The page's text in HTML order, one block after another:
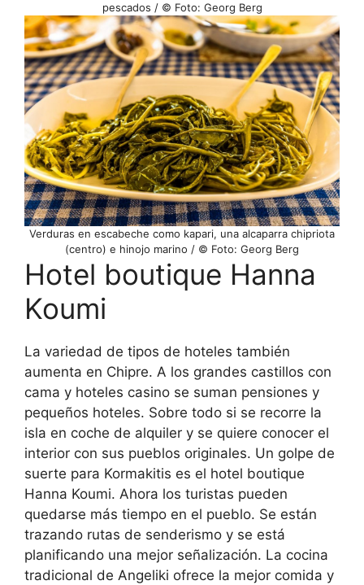
pescados / © Foto: Georg Berg
Verduras en escabeche como kapari, una alcaparra chipriota
(centro) e hinojo marino / © Foto: Georg Berg
Hotel boutique Hanna
Koumi
La variedad de tipos de hoteles también
aumenta en Chipre. A los grandes castillos con
cama y hoteles casino se suman pensiones y
pequeños hoteles. Sobre todo si se recorre la
isla en coche de alquiler y se quiere conocer el
interior con sus pueblos originales. Un golpe de
suerte para Kormakitis es el hotel boutique
Hanna Koumi. Ahora los turistas pueden
quedarse más tiempo en el pueblo. Se están
trazando rutas de senderismo y se está
planificando una mejor señalización. La cocina
tradicional de Angeliki ofrece la mejor comida y